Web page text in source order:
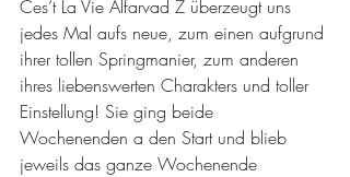
Ces’t La Vie Alfarvad Z überzeugt uns
jedes Mal aufs neue, zum einen aufgrund
ihrer tollen Springmanier, zum anderen
ihres liebenswerten Charakters und toller
Einstellung! Sie ging beide
Wochenenden a den Start und blieb
jeweils das ganze Wochenende